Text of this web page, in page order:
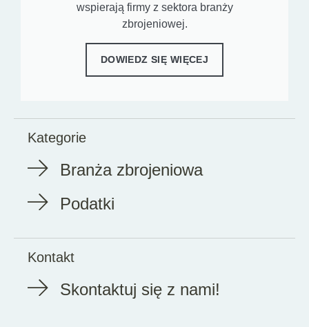
wspierają firmy z sektora branży
zbrojeniowej.
DOWIEDZ SIĘ WIĘCEJ
Kategorie
Branża zbrojeniowa
Podatki
Kontakt
Skontaktuj się z nami!